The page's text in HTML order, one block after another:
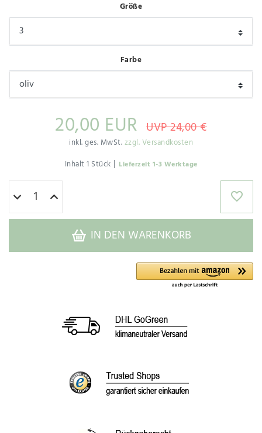
Größe
Farbe
20,00 EUR UVP 24,00 €
inkl. ges. MwSt.zzgl. Versandkosten
Inhalt1 Stück | Lieferzeit 1-3 Werktage
IN DEN WARENKORB